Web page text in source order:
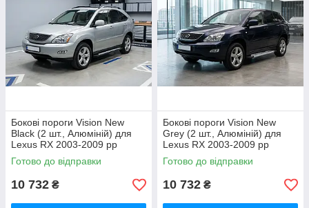
Бокові пороги Vision New
Black (2 шт., Алюміній) для
Lexus RX 2003-2009 рр
Готово до відправки
10 732 ₴
Бокові пороги Vision New
Grey (2 шт., Алюміній) для
Lexus RX 2003-2009 рр
Готово до відправки
10 732 ₴